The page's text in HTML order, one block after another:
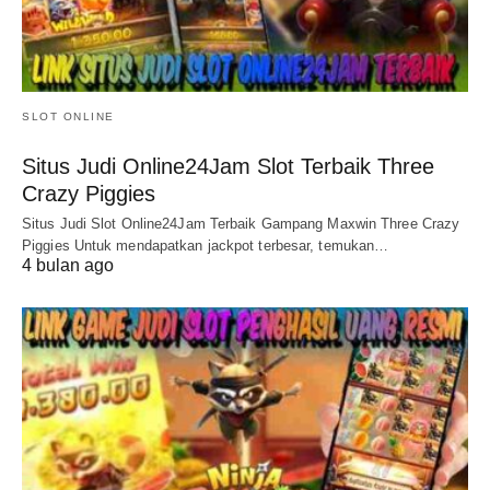
SLOT ONLINE
Situs Judi Online24Jam Slot Terbaik Three
Crazy Piggies
Situs Judi Slot Online24Jam Terbaik Gampang Maxwin Three Crazy
Piggies Untuk mendapatkan jackpot terbesar, temukan…
4 bulan ago